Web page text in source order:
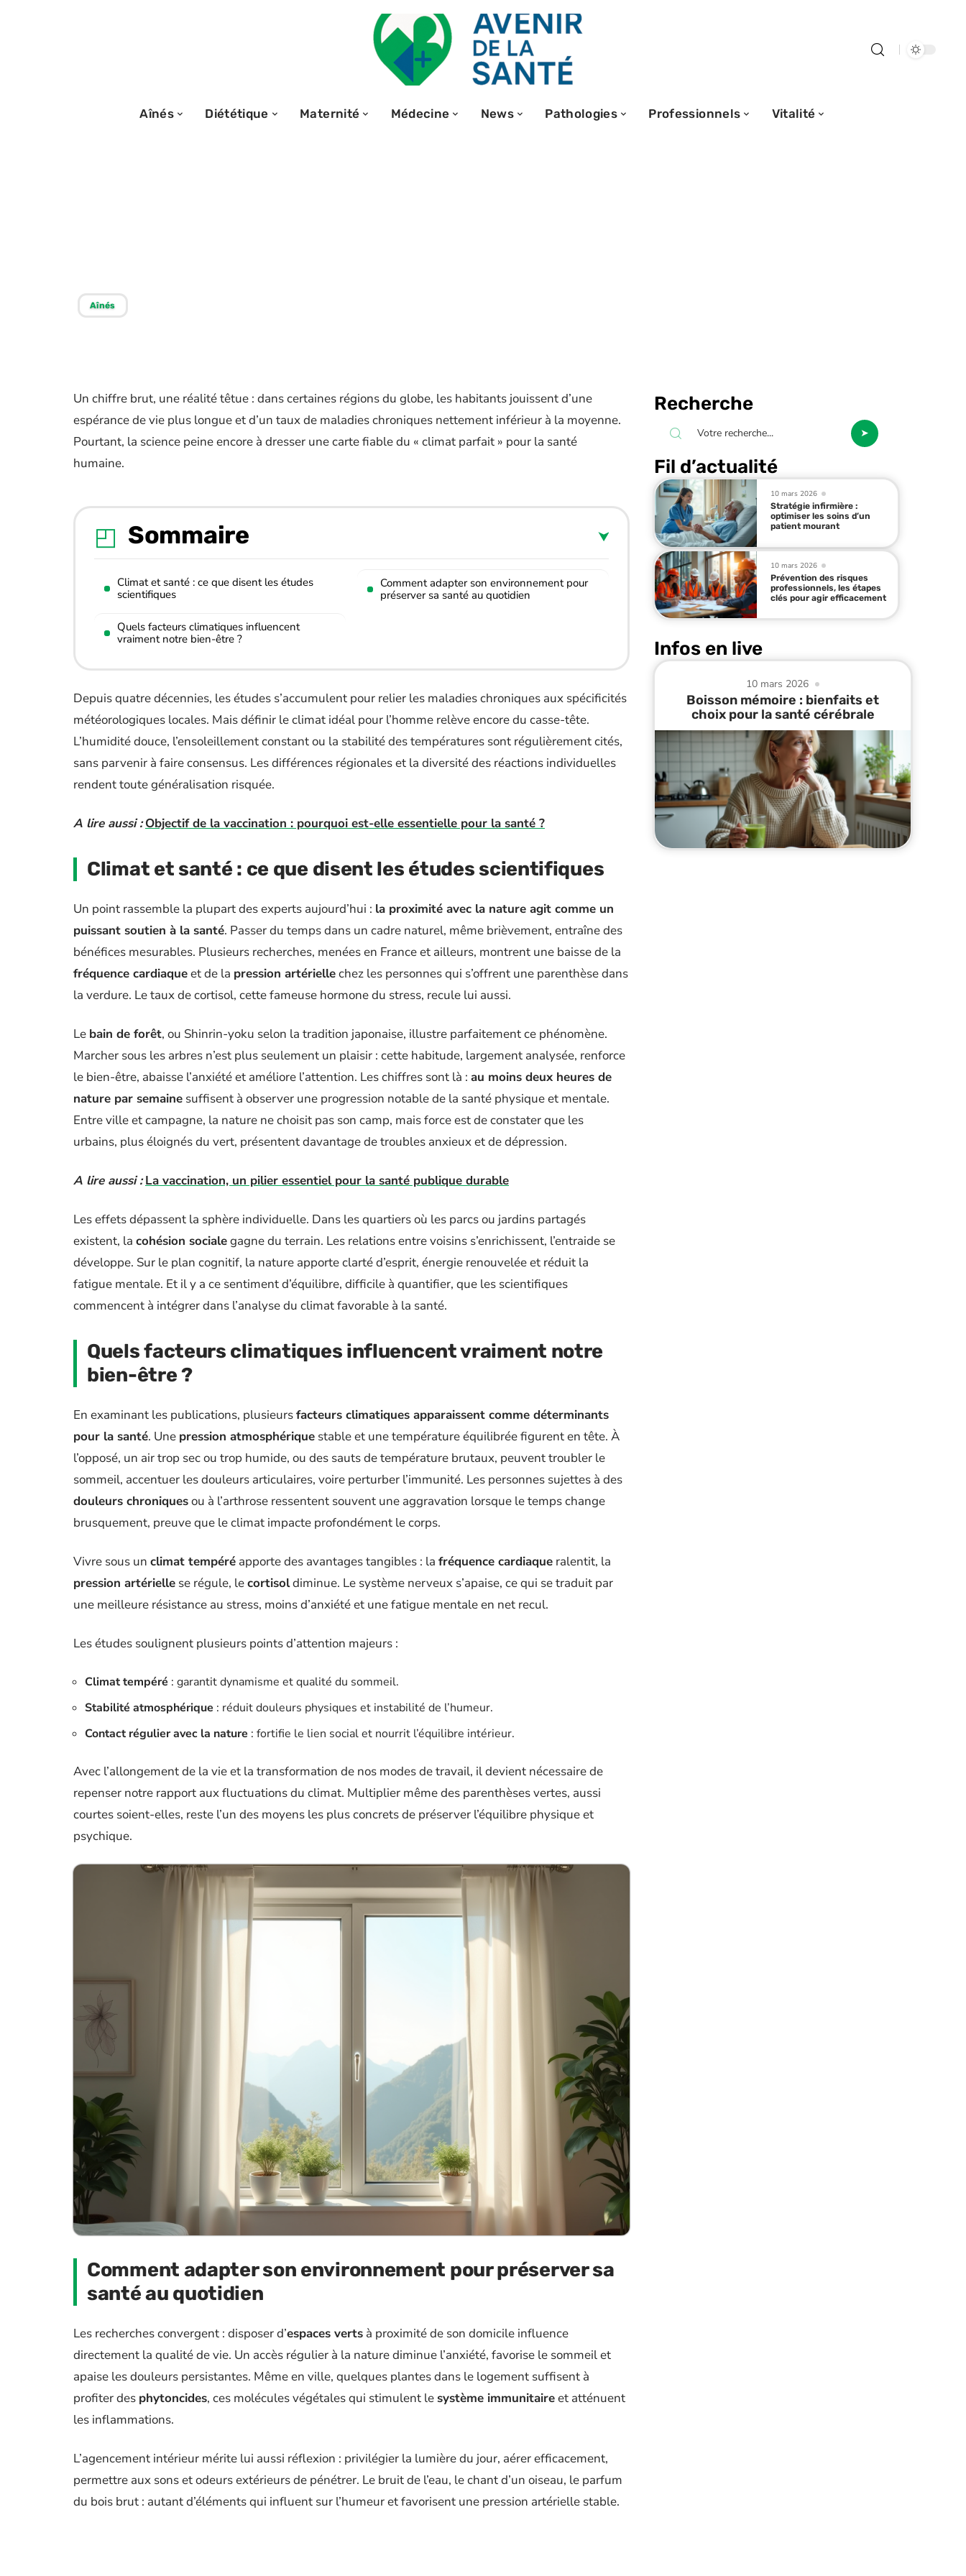
Aînés Diététique Maternité Médecine News Pathologies Professionnels Vitalité
Aînés
Un chiffre brut, une réalité têtue : dans certaines régions du globe, les habitants jouissent d’une
espérance de vie plus longue et d’un taux de maladies chroniques nettement inférieur à la moyenne.
Pourtant, la science peine encore à dresser une carte fiable du « climat parfait » pour la santé
humaine.
Sommaire
Climat et santé : ce que disent les études
scientifiques
Quels facteurs climatiques influencent
vraiment notre bien-être ?
Comment adapter son environnement pour
préserver sa santé au quotidien
Depuis quatre décennies, les études s’accumulent pour relier les maladies chroniques aux spécificités
météorologiques locales. Mais définir le climat idéal pour l’homme relève encore du casse-tête.
L’humidité douce, l’ensoleillement constant ou la stabilité des températures sont régulièrement cités,
sans parvenir à faire consensus. Les différences régionales et la diversité des réactions individuelles
rendent toute généralisation risquée.
A lire aussi : Objectif de la vaccination : pourquoi est-elle essentielle pour la santé ?
Climat et santé : ce que disent les études scientifiques
Un point rassemble la plupart des experts aujourd’hui : la proximité avec la nature agit comme un
puissant soutien à la santé. Passer du temps dans un cadre naturel, même brièvement, entraîne des
bénéfices mesurables. Plusieurs recherches, menées en France et ailleurs, montrent une baisse de la
fréquence cardiaqueet de la pression artériellechez les personnes qui s’offrent une parenthèse dans
la verdure. Le taux de cortisol, cette fameuse hormone du stress, recule lui aussi.
Le bain de forêt, ou Shinrin-yoku selon la tradition japonaise, illustre parfaitement ce phénomène.
Marcher sous les arbres n’est plus seulement un plaisir : cette habitude, largement analysée, renforce
le bien-être, abaisse l’anxiété et améliore l’attention. Les chiffres sont là : au moins deux heures de
nature par semaine suffisent à observer une progression notable de la santé physique et mentale.
Entre ville et campagne, la nature ne choisit pas son camp, mais force est de constater que les
urbains, plus éloignés du vert, présentent davantage de troubles anxieux et de dépression.
A lire aussi : La vaccination, un pilier essentiel pour la santé publique durable
Les effets dépassent la sphère individuelle. Dans les quartiers où les parcs ou jardins partagés
existent, la cohésion socialegagne du terrain. Les relations entre voisins s’enrichissent, l’entraide se
développe. Sur le plan cognitif, la nature apporte clarté d’esprit, énergie renouvelée et réduit la
fatigue mentale. Et il y a ce sentiment d’équilibre, difficile à quantifier, que les scientifiques
commencent à intégrer dans l’analyse du climat favorable à la santé.
Quels facteurs climatiques influencent vraiment notre
bien-être ?
En examinant les publications, plusieursfacteurs climatiques apparaissent comme déterminants
pour la santé. Une pression atmosphérique stable et une température équilibrée figurent en tête. À
l’opposé, un air trop sec ou trop humide, ou des sauts de température brutaux, peuvent troubler le
sommeil, accentuer les douleurs articulaires, voire perturber l’immunité. Les personnes sujettes à des
douleurs chroniquesou à l’arthrose ressentent souvent une aggravation lorsque le temps change
brusquement, preuve que le climat impacte profondément le corps.
Vivre sous un climat tempéré apporte des avantages tangibles : la fréquence cardiaque ralentit, la
pression artérielle se régule, lecortisoldiminue. Le système nerveux s’apaise, ce qui se traduit par
une meilleure résistance au stress, moins d’anxiété et une fatigue mentale en net recul.
Les études soulignent plusieurs points d’attention majeurs :
Climat tempéré : garantit dynamisme et qualité du sommeil.
Stabilité atmosphérique : réduit douleurs physiques et instabilité de l’humeur.
Contact régulier avec la nature : fortifie le lien social et nourrit l’équilibre intérieur.
Avec l’allongement de la vie et la transformation de nos modes de travail, il devient nécessaire de
repenser notre rapport aux fluctuations du climat. Multiplier même des parenthèses vertes, aussi
courtes soient-elles, reste l’un des moyens les plus concrets de préserver l’équilibre physique et
psychique.
Comment adapter son environnement pour préserver sa
santé au quotidien
Les recherches convergent : disposer d’espaces verts à proximité de son domicile influence
directement la qualité de vie. Un accès régulier à la nature diminue l’anxiété, favorise le sommeil et
apaise les douleurs persistantes. Même en ville, quelques plantes dans le logement suffisent à
profiter des phytoncides, ces molécules végétales qui stimulent le système immunitaireet atténuent
les inflammations.
L’agencement intérieur mérite lui aussi réflexion : privilégier la lumière du jour, aérer efficacement,
permettre aux sons et odeurs extérieurs de pénétrer. Le bruit de l’eau, le chant d’un oiseau, le parfum
du bois brut : autant d’éléments qui influent sur l’humeur et favorisent une pression artérielle stable.
Recherche
Fil d’actualité
10 mars 2026
Stratégie infirmière :
optimiser les soins d’un
patient mourant
10 mars 2026
Prévention des risques
professionnels, les étapes
clés pour agir efficacement
Infos en live
10 mars 2026
Boisson mémoire : bienfaits et
choix pour la santé cérébrale